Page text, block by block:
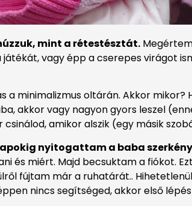
mint a rétestésztát.
vagy épp a cserepes virágot
minimalizmus oltárán. Akkor mikor?
akkor vagy nagyon gyors leszel
amikor alszik (egy másik
nyitogattam a baba
és miért. Majd becsuktam a fiókot.
fújtam már a ruhatárát..
nincs segítséged, akkor első